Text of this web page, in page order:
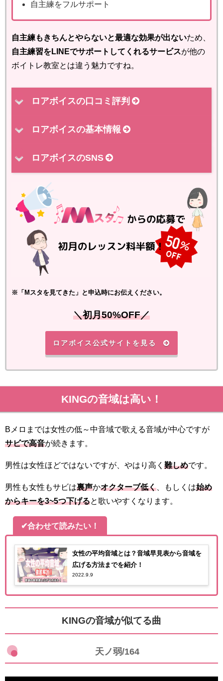
自主練をフルサポート
自主練もきちんとやらないと最適な効果が出ないため、
自主練習をLINEでサポートしてくれるサービスが他の
ボイトレ教室とは違う魅力ですね。
ロアボイスの口コミ評判
ロアボイスの基本情報
ロアボイスのSNS
※「Mスタを見てきた」と申込時にお伝えください。
＼初月50%OFF／
ロアボイス公式サイトを見る
KINGの音域は高い！
Bメロまでは女性の低～中音域で歌える音域が中心ですが
サビで高音が続きます。
男性は女性ほどではないですが、やはり高く 難しめです。
男性も女性もサビは裏声かオクターブ低く 、もしくは始め
からキーを3~5つ下げると歌いやすくなります。
✔合わせて読みたい！
女性の平均音域とは？音域早見表から音域を
広げる方法までを紹介！
2022.9.9
KINGの音域が似てる曲
天ノ弱/164